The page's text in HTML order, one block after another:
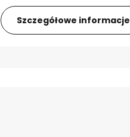
Szczegółowe informacje